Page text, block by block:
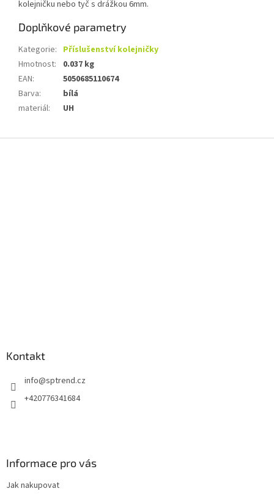
kolejničku nebo tyč s drážkou 6mm.
Doplňkové parametry
Kategorie: Příslušenství kolejničky
Hmotnost:
0.037 kg
EAN:
5050685110674
Barva:
bílá
materiál: UH
Kontakt
info@sptrend.cz
+420776341684
Informace pro vás
Jak nakupovat